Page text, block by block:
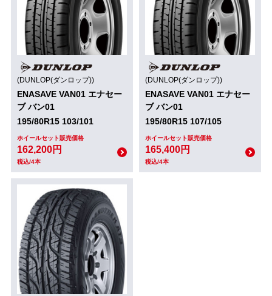
(DUNLOP(ダンロップ))
ENASAVE VAN01 エナセー
ブ バン01
195/80R15 103/101
ホイールセット販売価格
162,200円
税込/4本
(DUNLOP(ダンロップ))
ENASAVE VAN01 エナセー
ブ バン01
195/80R15 107/105
ホイールセット販売価格
165,400円
税込/4本